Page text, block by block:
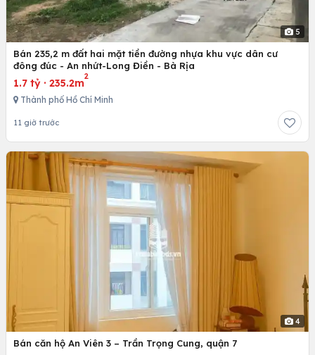
5
Bán 235,2 m đất hai mặt tiền đường nhựa khu vực dân cư
đông đúc - An nhứt-Long Điền - Bà Rịa
1.7 tỷ · 235.2m
2
Thành phố Hồ Chí Minh
11 giờ trước
4
Bán căn hộ An Viên 3 – Trần Trọng Cung, quận 7